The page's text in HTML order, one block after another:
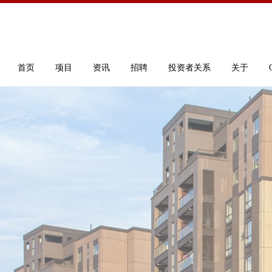
首页 项目 资讯 招聘 投资者关系 关于